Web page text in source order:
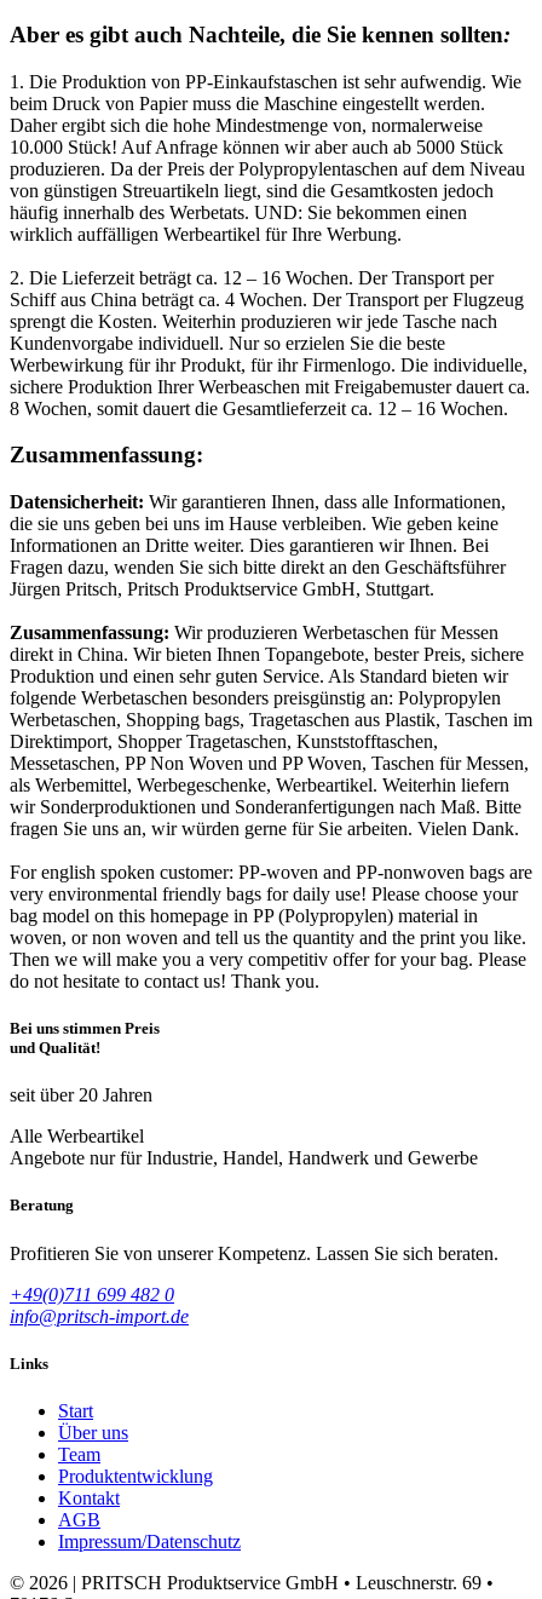
Aber es gibt auch Nachteile, die Sie kennen sollten:
1. Die Produktion von PP-Einkaufstaschen ist sehr aufwendig. Wie
beim Druck von Papier muss die Maschine eingestellt werden.
Daher ergibt sich die hohe Mindestmenge von, normalerweise
10.000 Stück! Auf Anfrage können wir aber auch ab 5000 Stück
produzieren. Da der Preis der Polypropylentaschen auf dem Niveau
von günstigen Streuartikeln liegt, sind die Gesamtkosten jedoch
häufig innerhalb des Werbetats. UND: Sie bekommen einen
wirklich auffälligen Werbeartikel für Ihre Werbung.
2. Die Lieferzeit beträgt ca. 12 – 16 Wochen. Der Transport per
Schiff aus China beträgt ca. 4 Wochen. Der Transport per Flugzeug
sprengt die Kosten. Weiterhin produzieren wir jede Tasche nach
Kundenvorgabe individuell. Nur so erzielen Sie die beste
Werbewirkung für ihr Produkt, für ihr Firmenlogo. Die individuelle,
sichere Produktion Ihrer Werbeaschen mit Freigabemuster dauert ca.
8 Wochen, somit dauert die Gesamtlieferzeit ca. 12 – 16 Wochen.
Zusammenfassung:
Datensicherheit: Wir garantieren Ihnen, dass alle Informationen,
die sie uns geben bei uns im Hause verbleiben. Wie geben keine
Informationen an Dritte weiter. Dies garantieren wir Ihnen. Bei
Fragen dazu, wenden Sie sich bitte direkt an den Geschäftsführer
Jürgen Pritsch, Pritsch Produktservice GmbH, Stuttgart.
Zusammenfassung: Wir produzieren Werbetaschen für Messen
direkt in China. Wir bieten Ihnen Topangebote, bester Preis, sichere
Produktion und einen sehr guten Service. Als Standard bieten wir
folgende Werbetaschen besonders preisgünstig an: Polypropylen
Werbetaschen, Shopping bags, Tragetaschen aus Plastik, Taschen im
Direktimport, Shopper Tragetaschen, Kunststofftaschen,
Messetaschen, PP Non Woven und PP Woven, Taschen für Messen,
als Werbemittel, Werbegeschenke, Werbeartikel. Weiterhin liefern
wir Sonderproduktionen und Sonderanfertigungen nach Maß. Bitte
fragen Sie uns an, wir würden gerne für Sie arbeiten. Vielen Dank.
For english spoken customer: PP-woven and PP-nonwoven bags are
very environmental friendly bags for daily use! Please choose your
bag model on this homepage in PP (Polypropylen) material in
woven, or non woven and tell us the quantity and the print you like.
Then we will make you a very competitiv offer for your bag. Please
do not hesitate to contact us! Thank you.
Bei uns stimmen Preis
und Qualität!
seit über 20 Jahren
Alle Werbeartikel
Angebote nur für Industrie, Handel, Handwerk und Gewerbe
Beratung
Profitieren Sie von unserer Kompetenz. Lassen Sie sich beraten.
+49(0)711 699 482 0
info@pritsch-import.de
Links
Start
Über uns
Team
Produktentwicklung
Kontakt
AGB
Impressum/Datenschutz
© 2026 | PRITSCH Produktservice GmbH • Leuschnerstr. 69 •